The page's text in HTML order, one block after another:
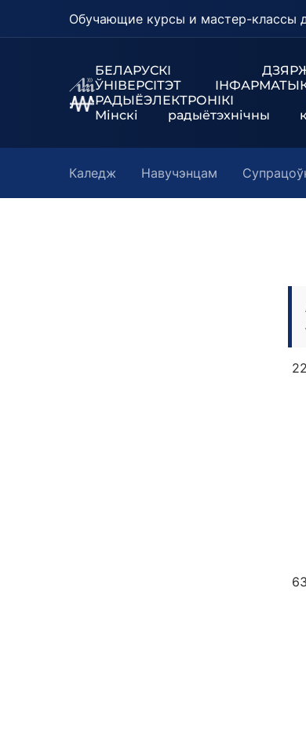
Обучающие курсы и мастер-классы
БЕЛАРУСКІ
ЎНІВЕРСІТЭТ
РАДЫЁЭЛЕКТРОНІКІ
Мінскі радыётэхнічны
Каледж Навучэнцам